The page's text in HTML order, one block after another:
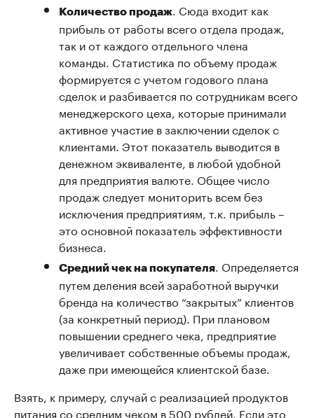
Количество продаж. Сюда входит как
прибыль от работы всего отдела продаж,
так и от каждого отдельного члена
команды. Статистика по объему продаж
формируется с учетом годового плана
сделок и разбивается по сотрудникам всего
менеджерского цеха, которые принимали
активное участие в заключении сделок с
клиентами. Этот показатель выводится в
денежном эквиваленте, в любой удобной
для предприятия валюте. Общее число
продаж следует мониторить всем без
исключения предприятиям, т.к. прибыль –
это основной показатель эффективности
бизнеса.
Средний чек на покупателя. Определяется
путем деления всей заработной выручки
бренда на количество “закрытых” клиентов
(за конкретный период). При плановом
повышении среднего чека, предприятие
увеличивает собственные объемы продаж,
даже при имеющейся клиентской базе.
Взять, к примеру, случай с реализацией продуктов
питания со средним чеком в 500 рублей. Если это